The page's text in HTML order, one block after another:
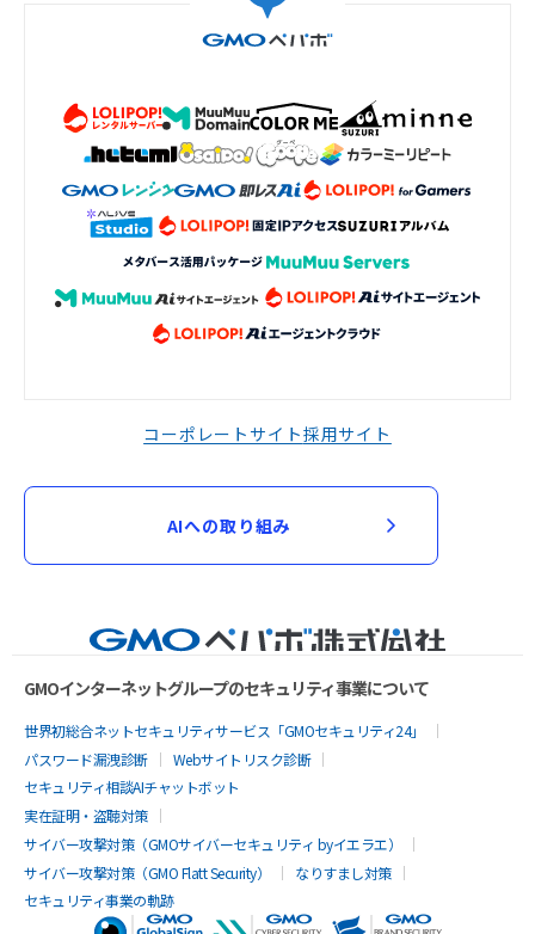
コーポレートサイト採用サイト
AIへの取り組み
GMOインターネットグループのセキュリティ事業について
世界初総合ネットセキュリティサービス「GMOセキュリティ24」
パスワード漏洩診断
Webサイトリスク診断
セキュリティ相談AIチャットボット
実在証明・盗聴対策
サイバー攻撃対策（GMOサイバーセキュリティ byイエラエ）
サイバー攻撃対策（GMO Flatt Security）
なりすまし対策
セキュリティ事業の軌跡